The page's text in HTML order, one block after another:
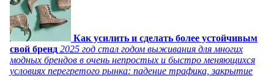
Как усилить и сделать более устойчивым
свой бренд 2025 год стал годом выживания для многих
модных брендов в очень непростых и быстро меняющихся
условиях перегретого рынка: падение трафика, закрытие